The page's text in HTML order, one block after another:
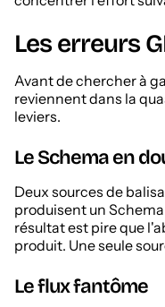
Les erreurs
Avant de chercher à
reviennent dans la
leviers.
Le Schema en
Deux sources de
produisent un
résultat est pire que
produit. Une seule
Le flux fantôme